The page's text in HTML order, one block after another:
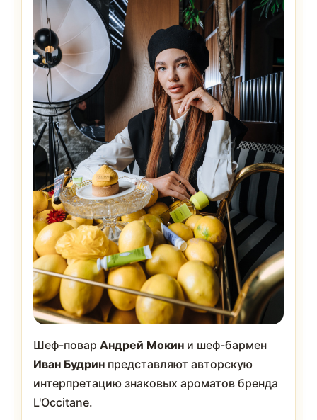
Шеф-повар Андрей Мокин и шеф-бармен
Иван Будрин представляют авторскую
интерпретацию знаковых ароматов бренда
L'Occitane.